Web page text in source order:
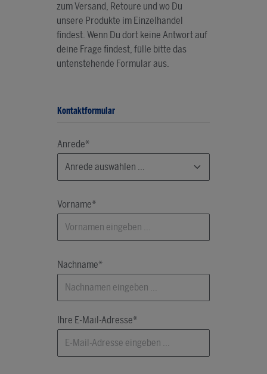
zum Versand, Retoure und wo Du
unsere Produkte im Einzelhandel
findest. Wenn Du dort keine Antwort auf
deine Frage findest, fülle bitte das
untenstehende Formular aus.
Kontaktformular
Anrede*
Vorname*
Nachname*
Ihre E-Mail-Adresse*